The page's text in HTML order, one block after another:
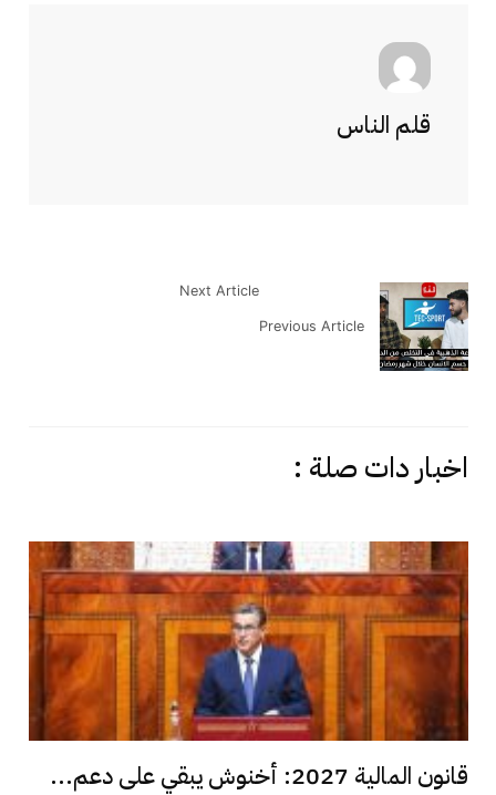
قلم الناس
Previous Article
Next Article
اخبار دات صلة :
قانون المالية 2027: أخنوش يبقي على دعم...